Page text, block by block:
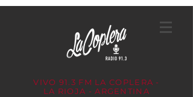
VIVO 91.3 FM LA COPLERA -
LA RIOJA - ARGENTINA